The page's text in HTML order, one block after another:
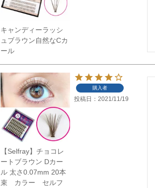
キャンディーラッシ
ュブラウン自然なCカ
ール
【Selfray】チョコレ
ートブラウン Dカー
ル 太さ0.07mm 20本
束 カラー セルフ
購入者
投稿日 2021/11/19